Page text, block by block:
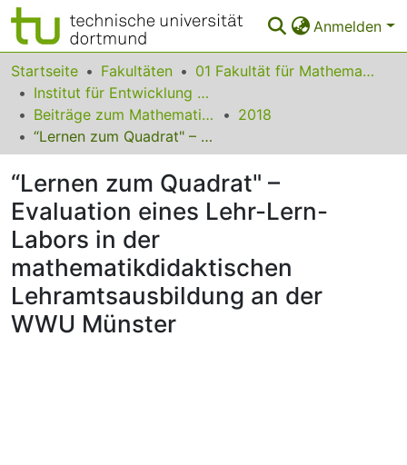
Anmelden
Bereiche & Sammlungen
Das gesamte Repositorium
Statistiken
FAQ
Leitlinien
Zurück zur Startseite
Startseite Fakultäten
01 Fakultät für Mathematik
Institut für Entwicklung und Erforschung des Mathematikunterrichts
Beiträge zum Mathematikunterricht
2018
“Lernen zum Quadrat" – Evaluation eines Lehr-Lern-Labors in der mathematikdidaktischen Lehramtsausbildung an der WWU Münster
“Lernen zum Quadrat" –
Evaluation eines Lehr-Lern-
Labors in der
mathematikdidaktischen
Lehramtsausbildung an der
WWU Münster